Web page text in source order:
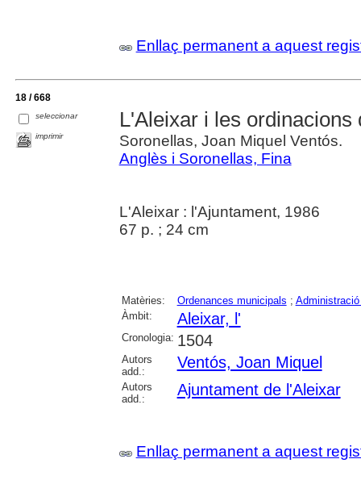
Enllaç permanent a aquest
18 / 668
seleccionar
imprimir
L'Aleixar i les ordinacions
Soronellas, Joan Miquel Ventós.
Anglès i Soronellas, Fina
L'Aleixar : l'Ajuntament, 1986
67 p. ; 24 cm
Matèries: Ordenances municipals ;
Àmbit:
Aleixar, l'
Cronologia: 1504
Autors
add.:
Ventós, Joan Miquel
Autors
add.:
Ajuntament de l'Aleixar
Enllaç permanent a aquest